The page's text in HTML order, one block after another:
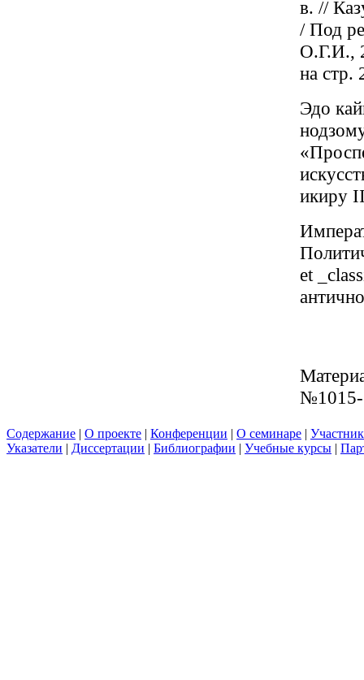
в. //
/ Под
О.Г.И.,
на стр.
Эдо
икиру
et
№1015-
Содержание | О проекте | Конференции | О семинаре |
Указатели | Диссертации | Библиографии | Учебные курсы |